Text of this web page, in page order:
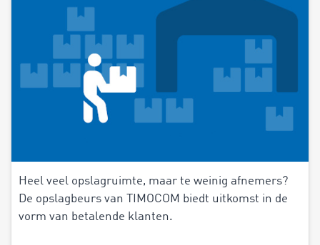
Heel veel opslagruimte, maar te weinig afnemers?
De opslagbeurs van TIMOCOM biedt uitkomst in de
vorm van betalende klanten.